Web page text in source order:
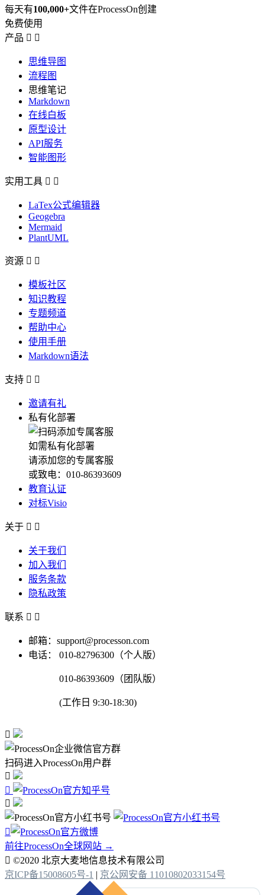
每天有100,000+文件在ProcessOn创建
免费使用
产品  
思维导图
流程图
思维笔记
Markdown
在线白板
原型设计
API服务
智能图形
实用工具  
LaTex公式编辑器
Geogebra
Mermaid
PlantUML
资源  
模板社区
知识教程
专题频道
帮助中心
使用手册
Markdown语法
支持  
邀请有礼
私有化部署
如需私有化部署
请添加您的专属客服
或致电：010-86393609
教育认证
对标Visio
关于  
关于我们
加入我们
服务条款
隐私政策
联系  
邮箱：support@processon.com
电话：
010-82796300（个人版）
010-86393609（团队版）
(工作日 9:30-18:30)

扫码进入ProcessOn用户群




前往ProcessOn全球网站 →
 ©2020 北京大麦地信息技术有限公司
京ICP备15008605号-1 | 京公网安备 11010802033154号